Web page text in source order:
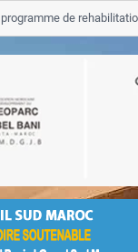
de rehabilitation